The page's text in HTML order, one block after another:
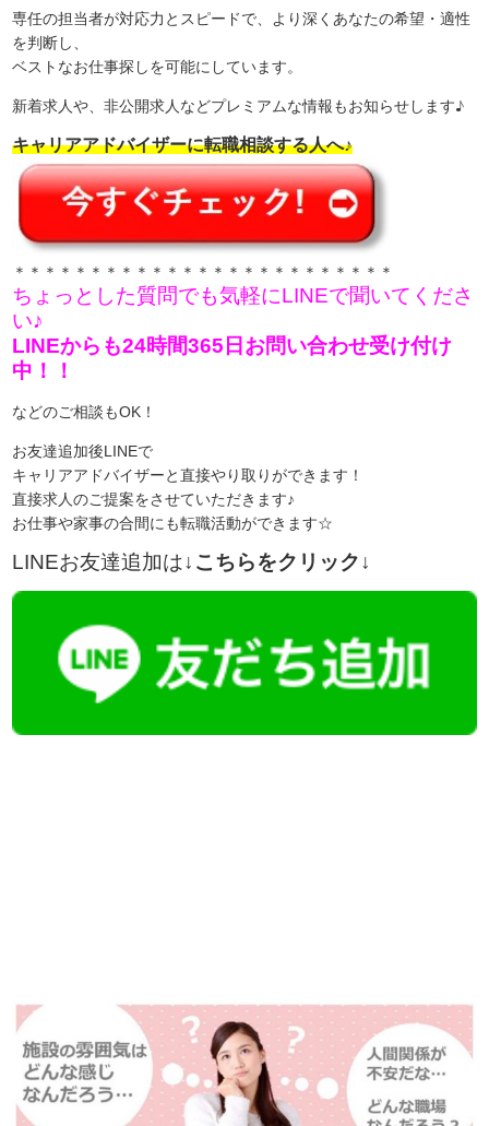
専任の担当者が対応力とスピードで、より深くあなたの希望・適性
を判断し、
ベストなお仕事探しを可能にしています。
新着求人や、非公開求人などプレミアムな情報もお知らせします♪
キャリアアドバイザーに転職相談する人へ♪
＊＊＊＊＊＊＊＊＊＊＊＊＊＊＊＊＊＊＊＊＊＊＊＊＊
ちょっとした質問でも気軽にLINEで聞いてくださ
い♪
LINEからも24時間365日お問い合わせ受け付け
中！！
などのご相談もOK！
お友達追加後LINEで
キャリアアドバイザーと直接やり取りができます！
直接求人のご提案をさせていただきます♪
お仕事や家事の合間にも転職活動ができます☆
LINEお友達追加は↓こちらをクリック↓